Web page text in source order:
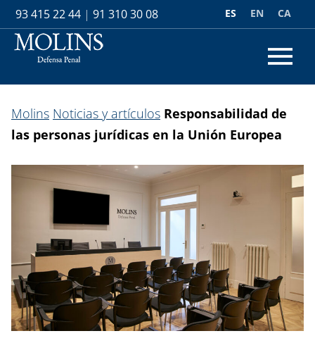
93 415 22 44 | 91 310 30 08 CA
EN
ES
Molins Noticias y artículos Responsabilidad de
las personas jurídicas en la Unión Europea